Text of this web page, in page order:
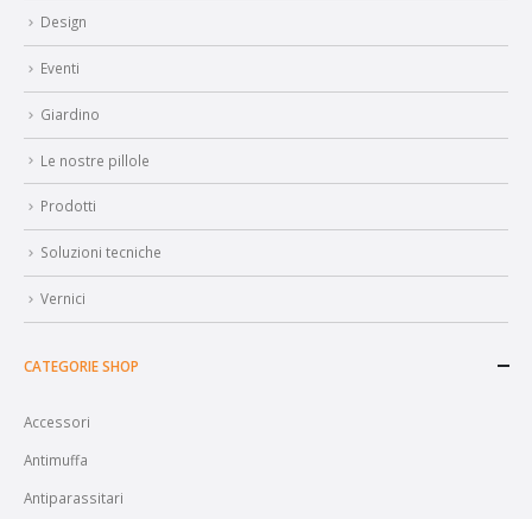
Design
Eventi
Giardino
Le nostre pillole
Prodotti
Soluzioni tecniche
Vernici
CATEGORIE SHOP
Accessori
Antimuffa
Antiparassitari